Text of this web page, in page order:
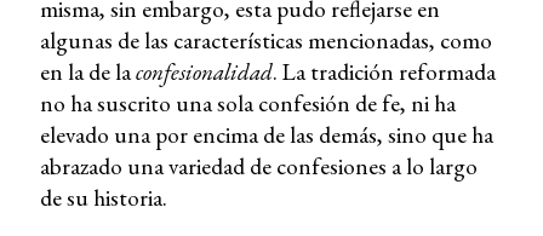
misma, sin embargo, esta pudo reflejarse en
algunas de las características mencionadas, como
en la de laconfesionalidad. La tradición reformada
no ha suscrito una sola confesión de fe, ni ha
elevado una por encima de las demás, sino que ha
abrazado una variedad de confesiones a lo largo
de su historia.